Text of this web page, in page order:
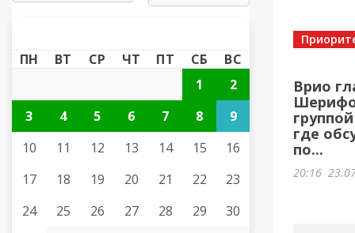
ПН ВТ СР ЧТ ПТ СБ
ВС
1
2
3
4 5 6 7 8
9
10
11 12 13 14 15
16
17
18 19 20 21 22
23
24
25 26 27 28 29
30
Врио
где
по...
20:16